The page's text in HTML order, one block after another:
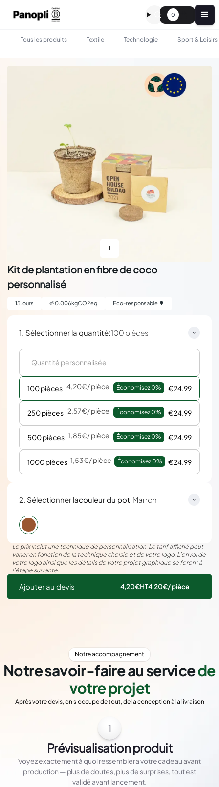
0
Tous les produits Textile Technologie Sport & Loisirs
1
Kit de plantation en fibre de coco
personnalisé
15 Jours 🌱0.006kgCO2eq Eco-responsable 🌳
1. Sélectionner la quantité:100 pièces
100 pièces 4,20€/ pièce Économisez 0% €24.99
250 pièces 2,57€/ pièce Économisez 0% €24.99
500 pièces 1,85€/ pièce Économisez 0% €24.99
1000 pièces 1,53€/ pièce Économisez 0% €24.99
2. Sélectionner lacouleur du pot:Marron
Le prix inclut une technique de personnalisation. Le tarif affiché peut
varier en fonction de la technique choisie et de votre logo. L’envoi de
votre logo ainsi que les détails de votre projet graphique se feront à
l’étape suivante.
Ajouter au devis 4,20€HT4,20€/ pièce
Notre accompagnement
Notre savoir-faire au servicede
votre projet
Après votre devis, on s'occupe de tout, de la conception à la livraison
1
Prévisualisation produit
Voyez exactement à quoi ressemblera votre cadeau avant
production — plus de doutes, plus de surprises, tout est
validé avant lancement.